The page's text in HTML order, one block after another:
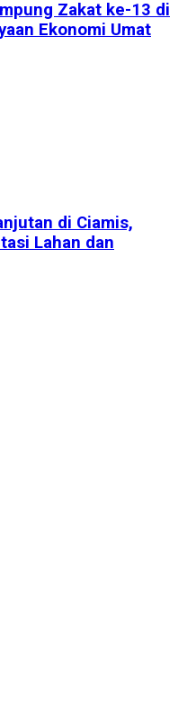
Zakat ke-13 di
Ekonomi Umat
di Ciamis,
Lahan dan